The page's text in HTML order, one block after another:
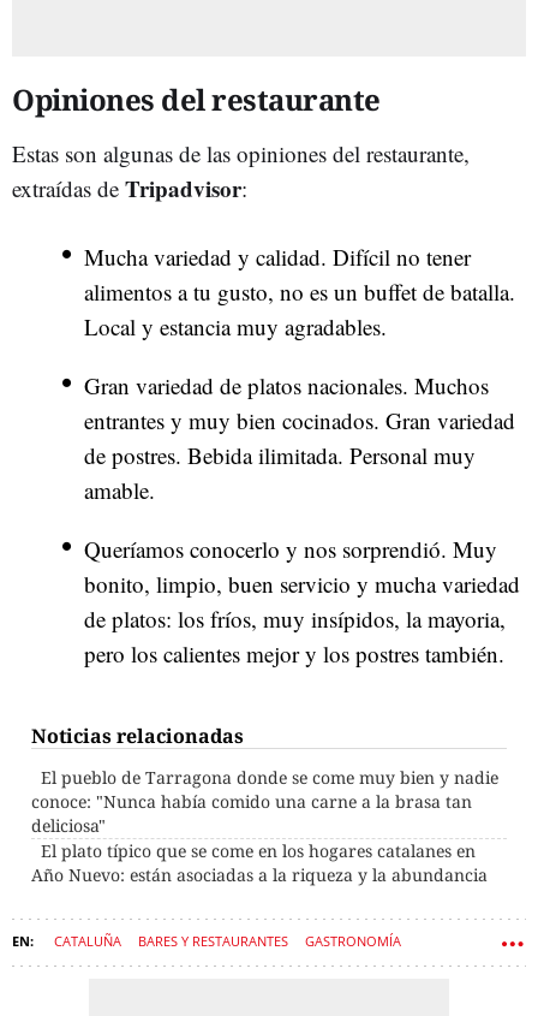
Opiniones del restaurante
Estas son algunas de las opiniones del restaurante,
extraídas de Tripadvisor:
Mucha variedad y calidad. Difícil no tener
alimentos a tu gusto, no es un buffet de batalla.
Local y estancia muy agradables.
Gran variedad de platos nacionales. Muchos
entrantes y muy bien cocinados. Gran variedad
de postres. Bebida ilimitada. Personal muy
amable.
Queríamos conocerlo y nos sorprendió. Muy
bonito, limpio, buen servicio y mucha variedad
de platos: los fríos, muy insípidos, la mayoria,
pero los calientes mejor y los postres también.
Noticias relacionadas
El pueblo de Tarragona donde se come muy bien y nadie
conoce: "Nunca había comido una carne a la brasa tan
deliciosa"
El plato típico que se come en los hogares catalanes en
Año Nuevo: están asociadas a la riqueza y la abundancia
CATALUÑA BARES Y RESTAURANTES GASTRONOMÍA